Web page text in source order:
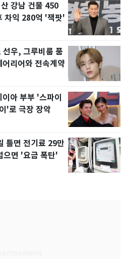
강남 건물 450
차익 280억 '잭팟'
우, 그루비룸 품
리어와 전속계약
아 부부 '스파이
'로 극장 장악
틀면 전기료 29만
면 '요금 폭탄'